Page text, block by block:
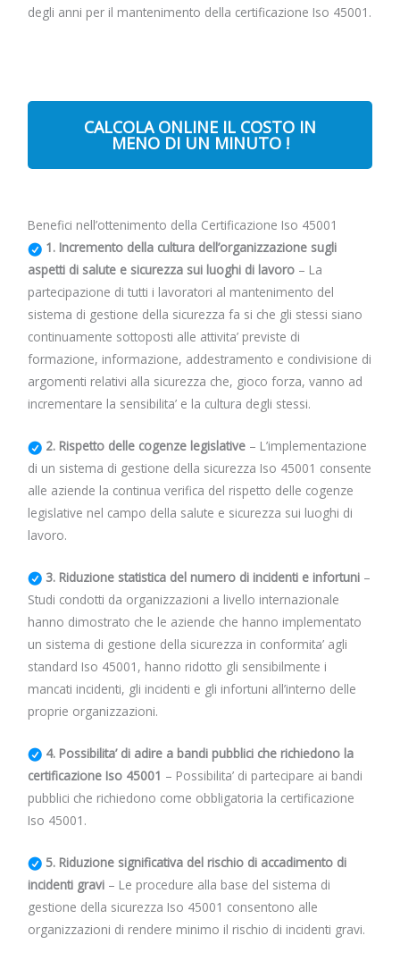
degli anni per il mantenimento della certificazione Iso 45001.
CALCOLA ONLINE IL COSTO IN
MENO DI UN MINUTO !
Benefici nell’ottenimento della Certificazione Iso 45001
1. Incremento della cultura dell’organizzazione sugli
aspetti di salute e sicurezza sui luoghi di lavoro – La
partecipazione di tutti i lavoratori al mantenimento del
sistema di gestione della sicurezza fa si che gli stessi siano
continuamente sottoposti alle attivita’ previste di
formazione, informazione, addestramento e condivisione di
argomenti relativi alla sicurezza che, gioco forza, vanno ad
incrementare la sensibilita’ e la cultura degli stessi.
2. Rispetto delle cogenze legislative – L’implementazione
di un sistema di gestione della sicurezza Iso 45001 consente
alle aziende la continua verifica del rispetto delle cogenze
legislative nel campo della salute e sicurezza sui luoghi di
lavoro.
3. Riduzione statistica del numero di incidenti e infortuni –
Studi condotti da organizzazioni a livello internazionale
hanno dimostrato che le aziende che hanno implementato
un sistema di gestione della sicurezza in conformita’ agli
standard Iso 45001, hanno ridotto gli sensibilmente i
mancati incidenti, gli incidenti e gli infortuni all’interno delle
proprie organizzazioni.
4. Possibilita’ di adire a bandi pubblici che richiedono la
certificazione Iso 45001 – Possibilita’ di partecipare ai bandi
pubblici che richiedono come obbligatoria la certificazione
Iso 45001.
5. Riduzione significativa del rischio di accadimento di
incidenti gravi – Le procedure alla base del sistema di
gestione della sicurezza Iso 45001 consentono alle
organizzazioni di rendere minimo il rischio di incidenti gravi.